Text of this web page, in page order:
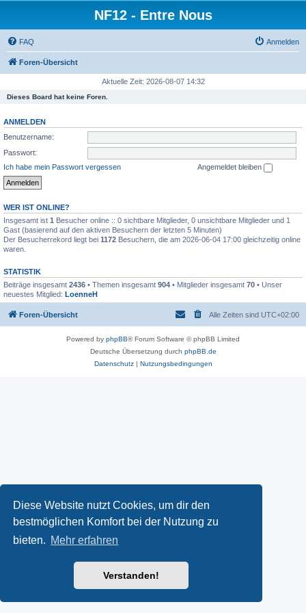
Diese Website nutzt Cookies, um dir den
bestmöglichen Komfort bei der Nutzung zu
bieten. Mehr erfahren
Verstanden!
NF12 - Entre Nous
FAQ Anmelden
Foren-Übersicht
Aktuelle Zeit: 2026-08-07 14:32
Dieses Board hat keine Foren.
ANMELDEN
Benutzername:
Passwort:
Ich habe mein Passwort vergessen
Angemeldet bleiben
WER IST ONLINE?
Insgesamt ist 1 Besucher online :: 0 sichtbare Mitglieder, 0 unsichtbare Mitglieder und 1
Gast (basierend auf den aktiven Besuchern der letzten 5 Minuten)
Der Besucherrekord liegt bei 1172 Besuchern, die am 2026-06-04 17:00 gleichzeitig online
waren.
STATISTIK
Beiträge insgesamt 2436 • Themen insgesamt 904 • Mitglieder insgesamt 70 • Unser
neuestes Mitglied: LoenneH
Foren-Übersicht Alle Zeiten sind UTC+02:00
Powered by phpBB® Forum Software © phpBB Limited
Deutsche Übersetzung durch phpBB.de
Datenschutz| Nutzungsbedingungen